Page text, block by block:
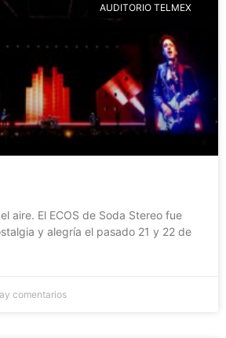
AUDITORIO TELMEX
aire. El ECOS de Soda Stereo fue
y alegría el pasado 21 y 22 de
comentarios